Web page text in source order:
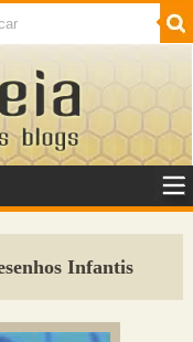
SaÃºde
Infantis